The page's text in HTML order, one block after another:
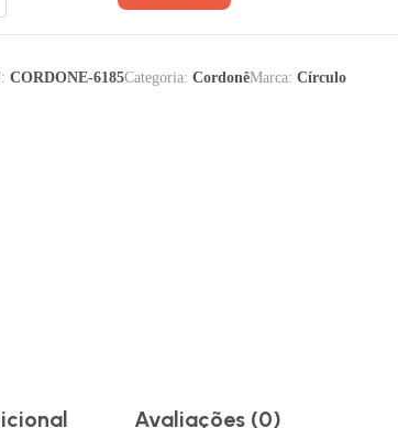
CORDONE-6185Categoria: CordonêMarca: Círculo
Avaliações (0)